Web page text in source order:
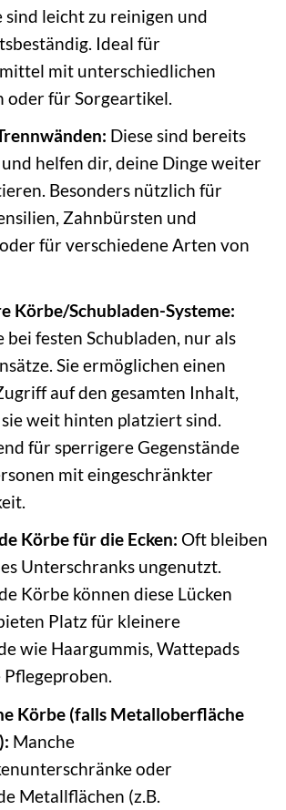
sind leicht zu reinigen und
Ideal für
mit unterschiedlichen
oder für Sorgeartikel.
Diese sind bereits
helfen dir, deine Dinge weiter
Besonders nützlich für
Zahnbürsten und
für verschiedene Arten von
Körbe/Schubladen-Systeme:
bei festen Schubladen, nur als
Sie ermöglichen einen
auf den gesamten Inhalt,
weit hinten platziert sind.
für sperrigere Gegenstände
mit eingeschränkter
Körbe für die Ecken: Oft bleiben
Unterschranks ungenutzt.
Körbe können diese Lücken
Platz für kleinere
wie Haargummis, Wattepads
Körbe (falls Metalloberfläche
Manche
oder
Metallflächen (z.B.